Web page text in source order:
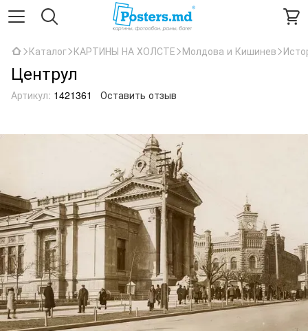
Каталог КАРТИНЫ НА ХОЛСТЕ Молдова и Кишинев
Центрул
Артикул: 1421361 Оставить отзыв